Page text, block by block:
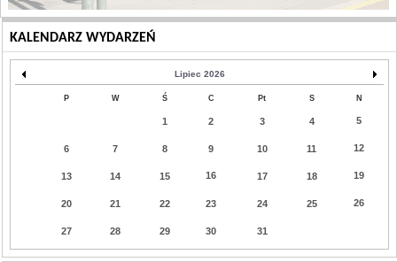
KALENDARZ WYDARZEŃ
Lipiec 2026
P W Ś C Pt S N
1 2 3 4 5
6 7 8 9 10 11 12
13 14 15 16 17 18 19
20 21 22 23 24 25 26
27 28 29 30 31